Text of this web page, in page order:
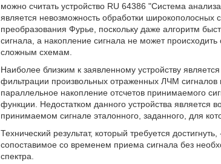
можно считать устройство RU 64386 "Система
является невозможность обработки
преобразования Фурье, поскольку даже алгоритм
сигнала, а накопление сигнала не может
сложным схемам.
Наиболее близким к заявленному устройству
фильтрации произвольных отраженных ЛЧМ
параллельное накопление отсчетов принимаемого
функции. Недостатком данного устройства является
принимаемом сигнале эталонного, заданного, для
Технический результат, который требуется
сопоставимое со временем приема сигнала без
спектра.